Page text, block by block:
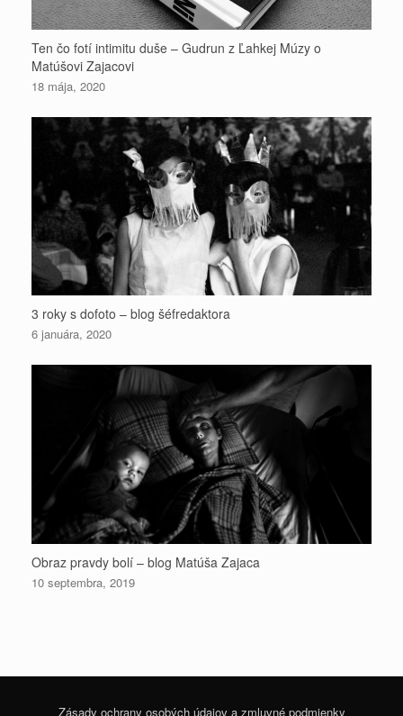
Ten čo fotí intimitu duše – Gudrun z Ľahkej Múzy o
Matúšovi Zajacovi
18 mája, 2020
3 roky s dofoto – blog šéfredaktora
6 januára, 2020
Obraz pravdy bolí – blog Matúša Zajaca
10 septembra, 2019
Zásady ochrany osobých údajov a zmluvné podmienky